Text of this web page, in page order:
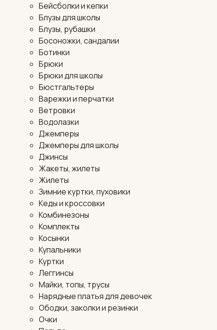
Бейсболки и кепки
Блузы для школы
Блузы, рубашки
Босоножки, сандалии
Ботинки
Брюки
Брюки для школы
Бюстгальтеры
Варежки и перчатки
Ветровки
Водолазки
Джемперы
Джемперы для школы
Джинсы
Жакеты, жилеты
Жилеты
Зимние куртки, пуховики
Кеды и кроссовки
Комбинезоны
Комплекты
Косынки
Купальники
Куртки
Леггинсы
Майки, топы, трусы
Нарядные платья для девочек
Ободки, заколки и резинки
Очки